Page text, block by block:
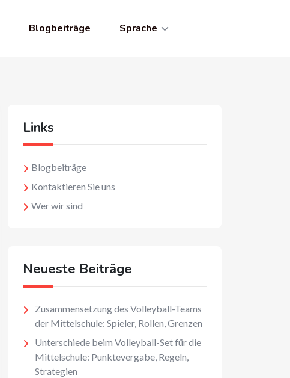
Blogbeiträge Sprache
Links
Blogbeiträge
Kontaktieren Sie uns
Wer wir sind
Neueste Beiträge
Zusammensetzung des Volleyball-Teams
der Mittelschule: Spieler, Rollen, Grenzen
Unterschiede beim Volleyball-Set für die
Mittelschule: Punktevergabe, Regeln,
Strategien